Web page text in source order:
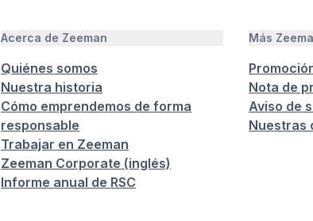
Acerca de Zeeman
Quiénes somos
Nuestra historia
Cómo emprendemos de forma
responsable
Trabajar en Zeeman
Zeeman Corporate (inglés)
Informe anual de RSC
Más
Nota de
Aviso de
Nuestras